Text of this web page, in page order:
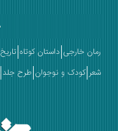
رمان خارجی داستان کوتاه تاریخ
شعر کودک و نوجوان طرح جلد